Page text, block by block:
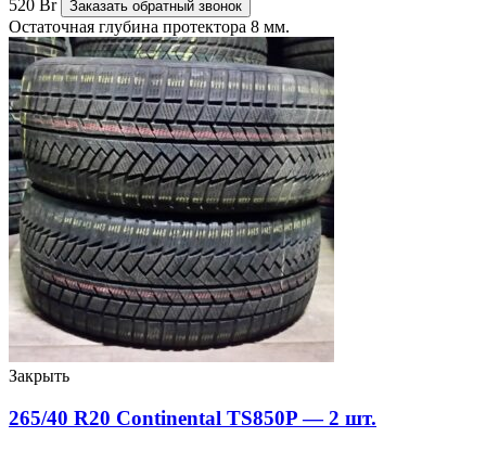
520 Br Заказать обратный звонок
Остаточная глубина протектора 8 мм.
Закрыть
265/40 R20 Continental TS850P — 2 шт.